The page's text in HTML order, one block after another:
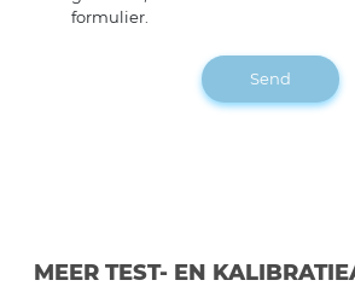
formulier.
Send
MEER TEST- EN